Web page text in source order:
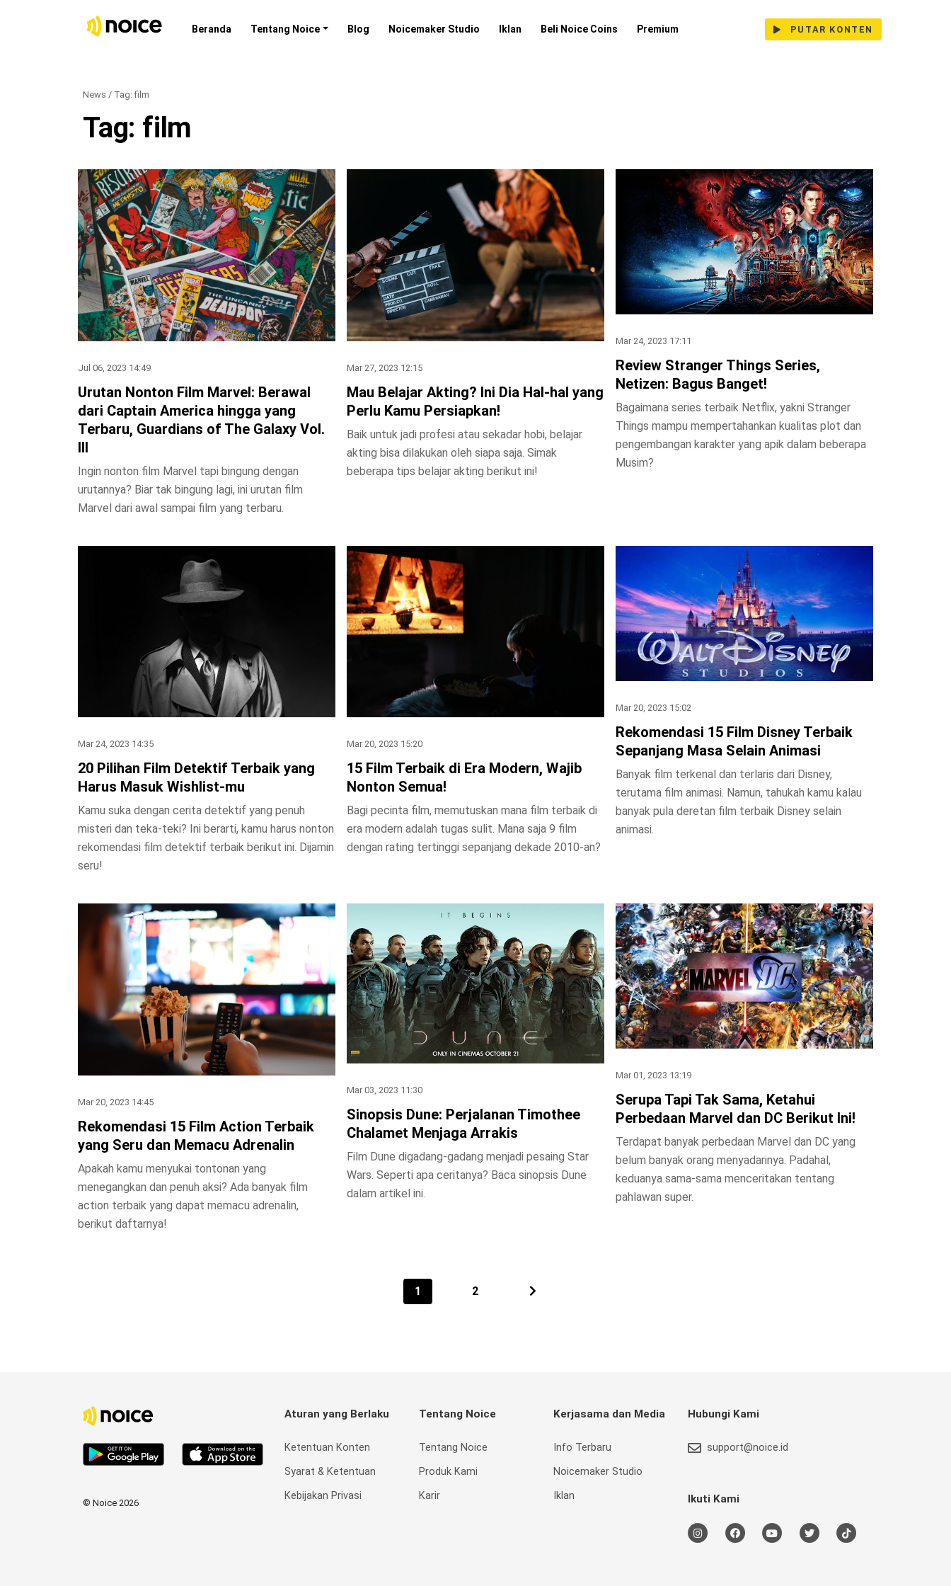
Beranda Tentang Noice Blog Noicemaker Studio Iklan Beli Noice Coins Premium PUTAR KONTEN
News / Tag:film
Tag: film
Jul 06, 2023 14:49
Urutan Nonton Film Marvel: Berawal
dari Captain America hingga yang
Terbaru, Guardians of The Galaxy Vol.
III
Ingin nonton film Marvel tapi bingung dengan
urutannya? Biar tak bingung lagi, ini urutan film
Marvel dari awal sampai film yang terbaru.
Mar 27, 2023 12:15
Mau Belajar Akting? Ini Dia Hal-hal yang
Perlu Kamu Persiapkan!
Baik untuk jadi profesi atau sekadar hobi, belajar
akting bisa dilakukan oleh siapa saja. Simak
beberapa tips belajar akting berikut ini!
Mar 24, 2023 17:11
Review Stranger Things Series,
Netizen: Bagus Banget!
Bagaimana series terbaik Netflix, yakni Stranger
Things mampu mempertahankan kualitas plot dan
pengembangan karakter yang apik dalam beberapa
Musim?
Mar 24, 2023 14:35
20 Pilihan Film Detektif Terbaik yang
Harus Masuk Wishlist-mu
Kamu suka dengan cerita detektif yang penuh
misteri dan teka-teki? Ini berarti, kamu harus nonton
rekomendasi film detektif terbaik berikut ini. Dijamin
seru!
Mar 20, 2023 15:20
15 Film Terbaik di Era Modern, Wajib
Nonton Semua!
Bagi pecinta film, memutuskan mana film terbaik di
era modern adalah tugas sulit. Mana saja 9 film
dengan rating tertinggi sepanjang dekade 2010-an?
Mar 20, 2023 15:02
Rekomendasi 15 Film Disney Terbaik
Sepanjang Masa Selain Animasi
Banyak film terkenal dan terlaris dari Disney,
terutama film animasi. Namun, tahukah kamu kalau
banyak pula deretan film terbaik Disney selain
animasi.
Mar 20, 2023 14:45
Rekomendasi 15 Film Action Terbaik
yang Seru dan Memacu Adrenalin
Apakah kamu menyukai tontonan yang
menegangkan dan penuh aksi? Ada banyak film
action terbaik yang dapat memacu adrenalin,
berikut daftarnya!
Mar 03, 2023 11:30
Sinopsis Dune: Perjalanan Timothee
Chalamet Menjaga Arrakis
Film Dune digadang-gadang menjadi pesaing Star
Wars. Seperti apa ceritanya? Baca sinopsis Dune
dalam artikel ini.
Mar 01, 2023 13:19
Serupa Tapi Tak Sama, Ketahui
Perbedaan Marvel dan DC Berikut Ini!
Terdapat banyak perbedaan Marvel dan DC yang
belum banyak orang menyadarinya. Padahal,
keduanya sama-sama menceritakan tentang
pahlawan super.
1 2
© Noice 2026
Aturan yang Berlaku
Ketentuan Konten
Syarat & Ketentuan
Kebijakan Privasi
Tentang Noice
Tentang Noice
Produk Kami
Karir
Kerjasama dan Media
Info Terbaru
Noicemaker Studio
Iklan
Hubungi Kami
support@noice.id
Ikuti Kami